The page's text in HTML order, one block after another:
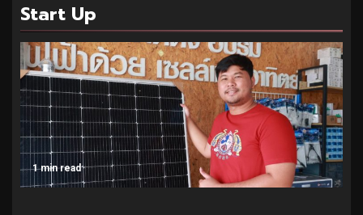
Start Up
1 min read